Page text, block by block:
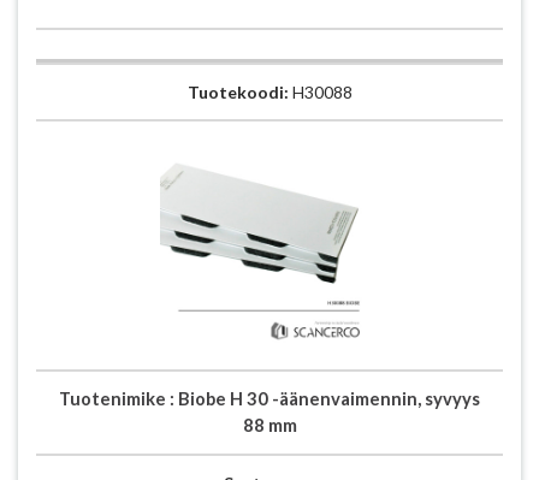
Tuotekoodi: H30088
Tuotenimike : Biobe H 30 -äänenvaimennin, syvyys
88 mm